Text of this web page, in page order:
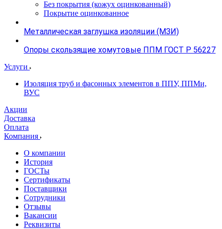
Без покрытия (кожух оцинкованный)
Покрытие оцинкованное
Металлическая заглушка изоляции (МЗИ)
Опоры скользящие хомутовые ППМ ГОСТ Р 56227
Услуги
Изоляция труб и фасонных элементов в ППУ, ППМи,
ВУС
Акции
Доставка
Оплата
Компания
О компании
История
ГОСТы
Сертификаты
Поставщики
Сотрудники
Отзывы
Вакансии
Реквизиты